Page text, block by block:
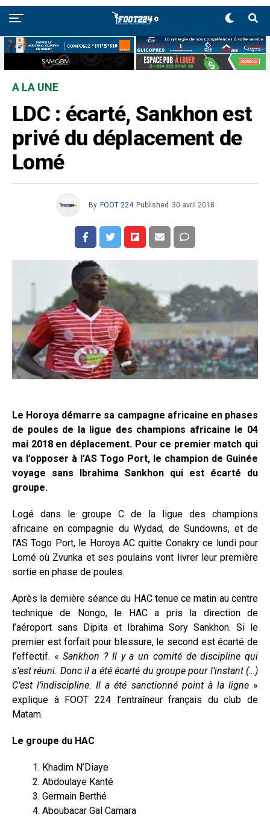
A LA UNE
LDC : écarté, Sankhon est
privé du déplacement de
Lomé
By FOOT 224 Published 30 avril 2018
Le Horoya démarre sa campagne africaine en phases
de poules de la ligue des champions africaine le 04
mai 2018 en déplacement. Pour ce premier match qui
va l’opposer à l’AS Togo Port, le champion de Guinée
voyage sans Ibrahima Sankhon qui est écarté du
groupe.
Logé dans le groupe C de la ligue des champions
africaine en compagnie du Wydad, de Sundowns, et de
l’AS Togo Port, le Horoya AC quitte Conakry ce lundi pour
Lomé où Zvunka et ses poulains vont livrer leur première
sortie en phase de poules.
Après la dernière séance du HAC tenue ce matin au centre
technique de Nongo, le HAC a pris la direction de
l’aéroport sans Dipita et Ibrahima Sory Sankhon. Si le
premier est forfait pour blessure, le second est écarté de
l’effectif. «Sankhon ? Il y a un comité de discipline qui
s’est réuni. Donc il a été écarté du groupe pour l’instant (…)
C’est l’indiscipline. Il a été sanctionné point à la ligne»
explique à FOOT 224 l’entraîneur français du club de
Matam.
Le groupe du HAC
Khadim N’Diaye
Abdoulaye Kanté
Germain Berthé
Aboubacar Gal Camara